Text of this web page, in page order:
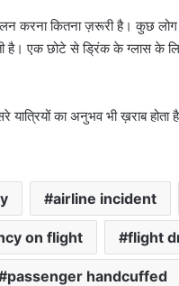
करना कितना ज़रूरी है। कुछ
एक छोटे से ड्रिंक के ग्लास के
का अनुभव भी ख़राब
airline incident
on flight flight
passenger handcuffed